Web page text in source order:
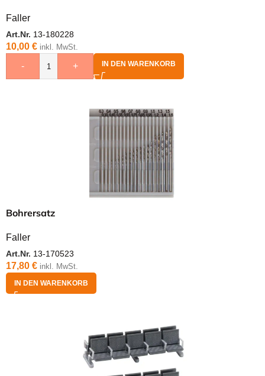
Faller
Art.Nr. 13-180228
10,00 € inkl. MwSt.
- + IN DEN WARENKORB
Bohrersatz
Faller
Art.Nr. 13-170523
17,80 € inkl. MwSt.
IN DEN WARENKORB